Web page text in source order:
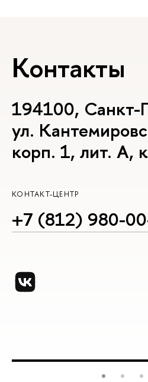
Контакты
194100, Санкт-
ул.
корп. 1, лит. А,
КОНТАКТ-ЦЕНТР
+7 (812) 980-